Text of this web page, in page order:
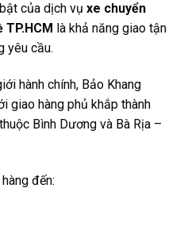
của dịch vụ xe chuyển
là khả năng giao tận
yêu cầu.
hành chính, Bảo Khang
giao hàng phủ khắp thành
Bình Dương và Bà Rịa –
đến: